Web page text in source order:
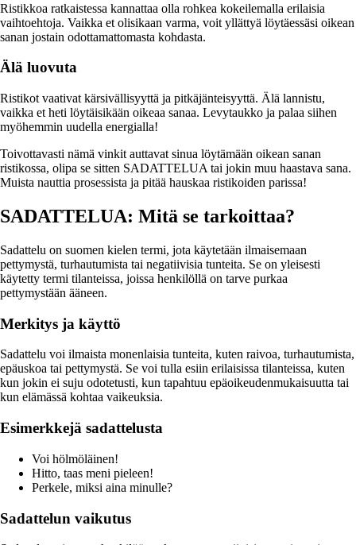
Ristikkoa ratkaistessa kannattaa olla rohkea kokeilemalla erilaisia
vaihtoehtoja. Vaikka et olisikaan varma, voit yllättyä löytäessäsi oikean
sanan jostain odottamattomasta kohdasta.
Älä luovuta
Ristikot vaativat kärsivällisyyttä ja pitkäjänteisyyttä. Älä lannistu,
vaikka et heti löytäisikään oikeaa sanaa. Levytaukko ja palaa siihen
myöhemmin uudella energialla!
Toivottavasti nämä vinkit auttavat sinua löytämään oikean sanan
ristikossa, olipa se sitten SADATTELUA tai jokin muu haastava sana.
Muista nauttia prosessista ja pitää hauskaa ristikoiden parissa!
SADATTELUA: Mitä se tarkoittaa?
Sadattelu on suomen kielen termi, jota käytetään ilmaisemaan
pettymystä, turhautumista tai negatiivisia tunteita. Se on yleisesti
käytetty termi tilanteissa, joissa henkilöllä on tarve purkaa
pettymystään ääneen.
Merkitys ja käyttö
Sadattelu voi ilmaista monenlaisia tunteita, kuten raivoa, turhautumista,
epäuskoa tai pettymystä. Se voi tulla esiin erilaisissa tilanteissa, kuten
kun jokin ei suju odotetusti, kun tapahtuu epäoikeudenmukaisuutta tai
kun elämässä kohtaa vaikeuksia.
Esimerkkejä sadattelusta
Voi hölmöläinen!
Hitto, taas meni pieleen!
Perkele, miksi aina minulle?
Sadattelun vaikutus